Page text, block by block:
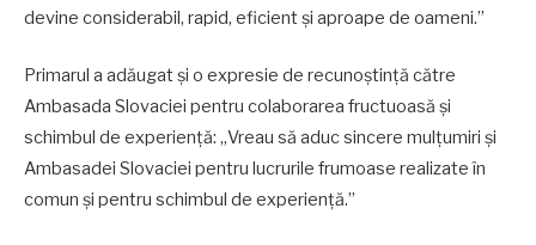
devine considerabil, rapid, eficient și aproape de oameni.”
Primarul a adăugat și o expresie de recunoștință către
Ambasada Slovaciei pentru colaborarea fructuoasă și
schimbul de experiență: „Vreau să aduc sincere mulțumiri și
Ambasadei Slovaciei pentru lucrurile frumoase realizate în
comun și pentru schimbul de experiență.”